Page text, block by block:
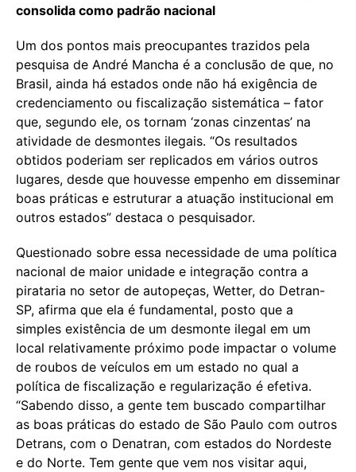
consolida como padrão nacional
Um dos pontos mais preocupantes trazidos pela
pesquisa de André Mancha é a conclusão de que, no
Brasil, ainda há estados onde não há exigência de
credenciamento ou fiscalização sistemática – fator
que, segundo ele, os tornam ‘zonas cinzentas’ na
atividade de desmontes ilegais. “Os resultados
obtidos poderiam ser replicados em vários outros
lugares, desde que houvesse empenho em disseminar
boas práticas e estruturar a atuação institucional em
outros estados” destaca o pesquisador.
Questionado sobre essa necessidade de uma política
nacional de maior unidade e integração contra a
pirataria no setor de autopeças, Wetter, do Detran-
SP, afirma que ela é fundamental, posto que a
simples existência de um desmonte ilegal em um
local relativamente próximo pode impactar o volume
de roubos de veículos em um estado no qual a
política de fiscalização e regularização é efetiva.
“Sabendo disso, a gente tem buscado compartilhar
as boas práticas do estado de São Paulo com outros
Detrans, com o Denatran, com estados do Nordeste
e do Norte. Tem gente que vem nos visitar aqui,